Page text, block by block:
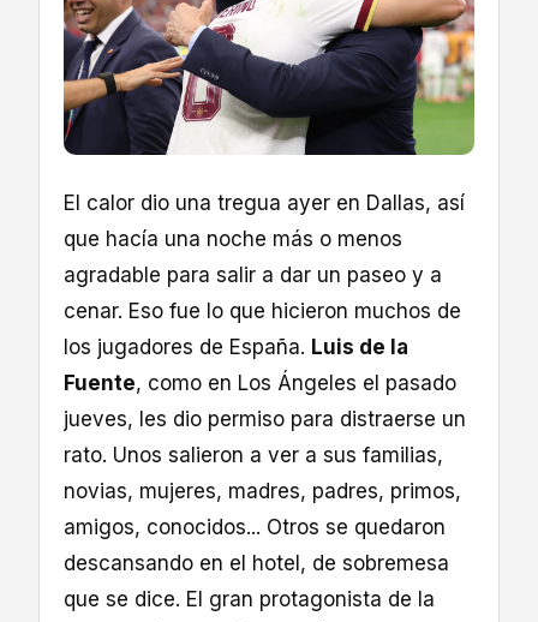
El calor dio una tregua ayer en Dallas, así
que hacía una noche más o menos
agradable para salir a dar un paseo y a
cenar. Eso fue lo que hicieron muchos de
los jugadores de España. Luis de la
Fuente, como en Los Ángeles el pasado
jueves, les dio permiso para distraerse un
rato. Unos salieron a ver a sus familias,
novias, mujeres, madres, padres, primos,
amigos, conocidos... Otros se quedaron
descansando en el hotel, de sobremesa
que se dice. El gran protagonista de la